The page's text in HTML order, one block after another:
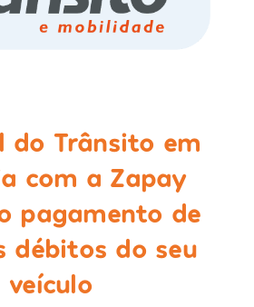
do Trânsito em
com a Zapay
pagamento de
débitos do seu
veículo